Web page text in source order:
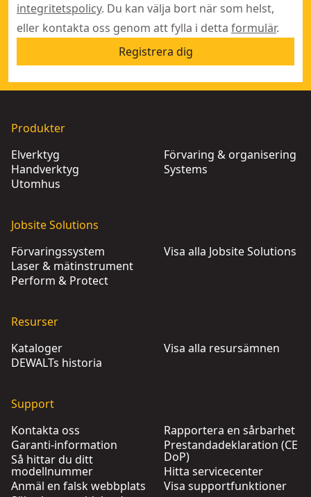
integritetspolicy. Du kan välja bort när som helst,
eller kontakta oss genom att fylla i detta formulär.
Registrera dig
Produkter
Elverktyg
Handverktyg
Utomhus
Förvaring & organisering
Systems
Jobsite Solutions
Förvaringssystem
Laser & mätinstrument
Perform & Protect
Visa alla Jobsite Solutions
Resurser
Kataloger
DEWALTs historia
Visa alla resursämnen
Support
Kontakta oss
Garanti-information
Så hittar du ditt
modellnummer
Anmäl en falsk webbplats
Rapportera en sårbarhet
Prestandadeklaration (CE
DoP)
Hitta servicecenter
Visa supportfunktioner